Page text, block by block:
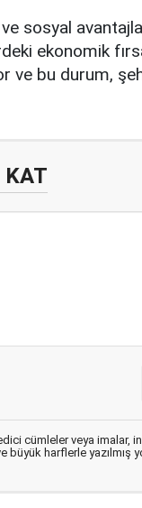
ve sosyal
ekonomik
ve bu durum,
KAT
cümleler veya imalar,
büyük harflerle yazılmış